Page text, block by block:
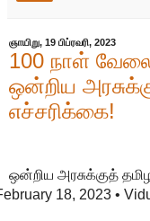
ஞாயிறு, 19 பிப்ரவரி, 2023
100 நாள்
ஒன்றிய
எச்சரிக்கை!
ஒன்றிய அரசுக்குத்
18, 2023•